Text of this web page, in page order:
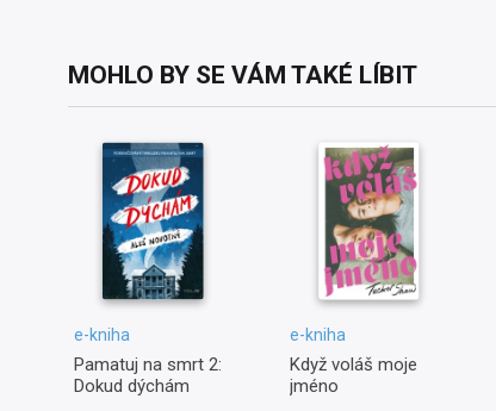
MOHLO BY SE VÁM TAKÉ LÍBIT
e-kniha
Pamatuj na smrt 2:
Dokud dýchám
e-kniha
Když voláš moje
jméno